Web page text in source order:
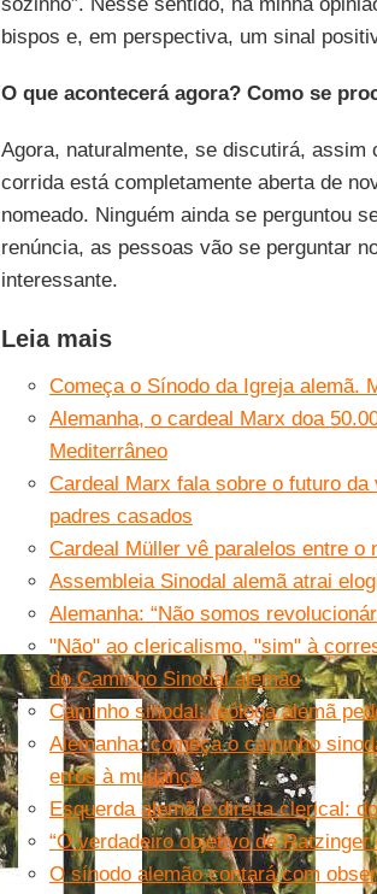
bispos e, em perspectiva, um sinal
O que acontecerá agora? Como se
Agora, naturalmente, se discutirá, assim
corrida está completamente aberta de
nomeado. Ninguém ainda se perguntou
renúncia, as pessoas vão se perguntar
interessante.
Leia mais
Começa o Sínodo da Igreja alemã.
Alemanha, o cardeal Marx doa
Mediterrâneo
Cardeal Marx fala sobre o futuro
padres casados
Cardeal Müller vê paralelos entre o
Assembleia Sinodal alemã atrai
Alemanha: “Não somos
"Não" ao clericalismo, "sim" à
do Caminho Sinodal alemão
Caminho sinodal: teóloga alemã
Alemanha: começa o caminho
erros à mudança
Esquerda alemã e direita clerical:
“O verdadeiro objetivo de
O sínodo alemão contará com